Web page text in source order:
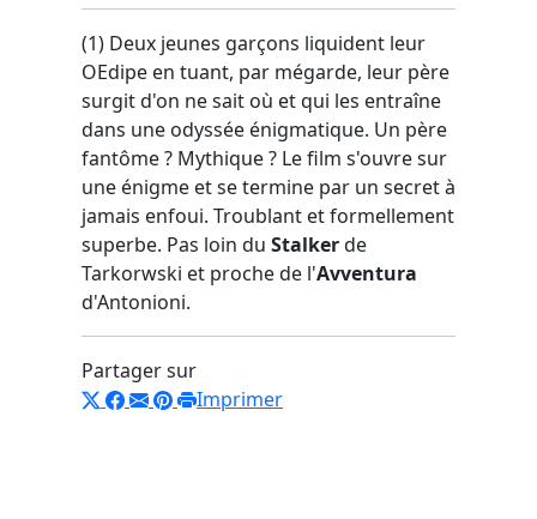
(1) Deux jeunes garçons liquident leur
OEdipe en tuant, par mégarde, leur père
surgit d'on ne sait où et qui les entraîne
dans une odyssée énigmatique. Un père
fantôme ? Mythique ? Le film s'ouvre sur
une énigme et se termine par un secret à
jamais enfoui. Troublant et formellement
superbe. Pas loin du Stalkerde
Tarkorwski et proche de l'Avventura
d'Antonioni.
Partager sur
Imprimer